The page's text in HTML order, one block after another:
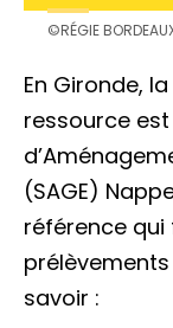
©RÉGIE
En Gironde,
ressource
(SAGE)
référence
savoir :